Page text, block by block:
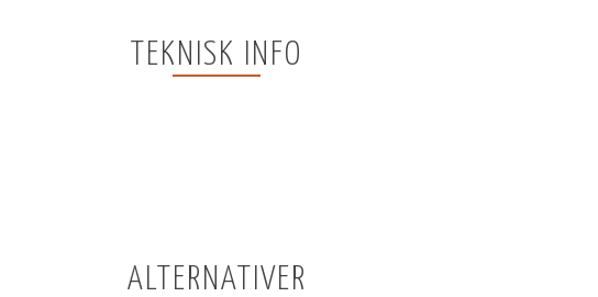
TEKNISK INFO
ALTERNATIVER